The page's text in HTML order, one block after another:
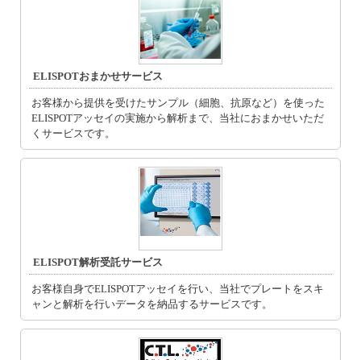
ELISPOTおまかせサービス
お客様から提供を受けたサンプル（細胞、抗原など）を使った
ELISPOTアッセイの実施から解析まで、当社におまかせいただ
くサービスです。
ELISPOT解析受託サービス
お客様自身でELISPOTアッセイを行い、当社でプレートをスキ
ャンと解析を行いデータを納品するサービスです。